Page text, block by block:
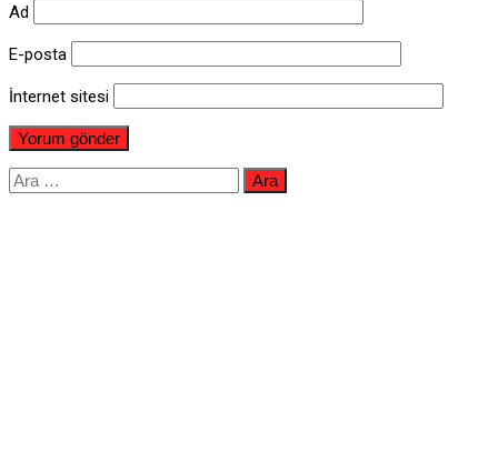
Ad
E-posta
İnternet sitesi
Arama: